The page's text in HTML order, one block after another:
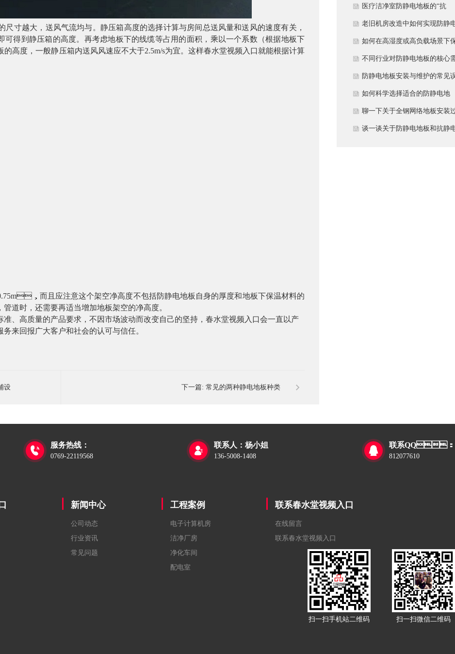
越大，送风气流均与。静压箱高度的选择计算与房间总送风量和送风的速度有关，
即可得到静压箱的高度。再考虑地板下的线缆等占用的面积，乘以一个系数（根据地板下
高度，一般静压箱内送风风速应不大于2.5m/s为宜。这样春水堂视频入口就能根据计算
，而且应注意这个架空净高度不包括防静电地板自身的厚度和地板下保温材料的
时，还需要再适当增加地板架空的净高度。
、高质量的产品要求，不因市场波动而改变自己的坚持， 春水堂视频入口会一直以产
服务来回报广大客户和社会的认可与信任。
设 下一篇: 常见的两种静电地板种类
用与优化方案
医疗洁净室防静电地板的“抗
菌”与“导电”双性能如何协同实
现？
老旧机房改造中如何实现防静
地板的无缝升级？
如何在高湿度或高负载场景下
障防静电地板性能？
不同行业对防静电地板的核心
求有何差异？
防静电地板安装与维护的常见
区
如何科学选择适合的防静电地
板？
聊一下关于全钢网络地板安装
程中注意哪些事项？
谈一谈关于防静电地板和抗静

服务热线：
0769-22119568

联系人：杨小姐
136-5008-1408

联系QQ：
812077610
新闻中心
公司动态
行业资讯
常见问题
工程案例
电子计算机房
洁净厂房
净化车间
配电室
联系春水堂视频入口
在线留言
联系春水堂视频入口
扫一扫手机站二维码 扫一扫微信二维码